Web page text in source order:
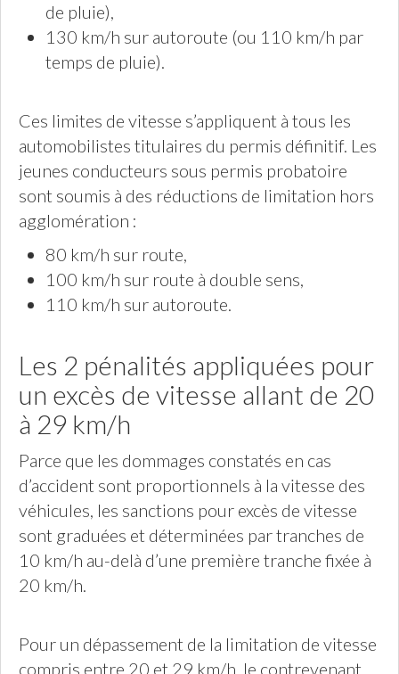
de pluie),
130 km/h sur autoroute (ou 110 km/h par
temps de pluie).
Ces limites de vitesse s’appliquent à tous les
automobilistes titulaires du permis définitif. Les
jeunes conducteurs sous permis probatoire
sont soumis à des réductions de limitation hors
agglomération :
80 km/h sur route,
100 km/h sur route à double sens,
110 km/h sur autoroute.
Les 2 pénalités appliquées pour
un excès de vitesse allant de 20
à 29 km/h
Parce que les dommages constatés en cas
d’accident sont proportionnels à la vitesse des
véhicules, les sanctions pour excès de vitesse
sont graduées et déterminées par tranches de
10 km/h au-delà d’une première tranche fixée à
20 km/h.
Pour un dépassement de la limitation de vitesse
compris entre 20 et 29 km/h, le contrevenant